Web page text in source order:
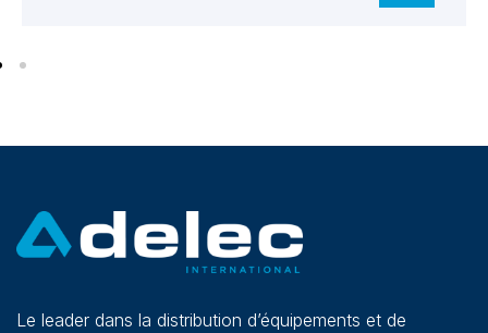
Le leader dans la distribution d’équipements et de